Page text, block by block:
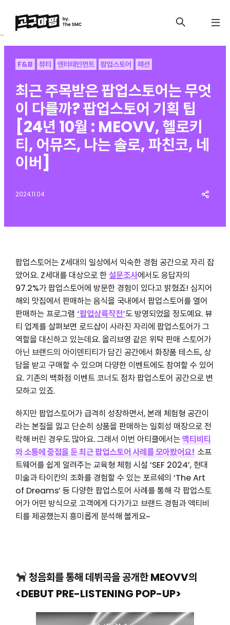
F&B 뷰티 엔터테인먼트 팝업스토어 패션
최근 주목받은 팝업스토어는 무엇
이 다를까? 팝업스토어 기획 팁
[24년 10월 : MEOVV, 헬로키
티, 어뮤즈, 나는 솔로, 파친코, 네
이버]
2024.11.04
팝업스토어는 Z세대의 일상에서 익숙한 경험 공간으로 자리 잡
았어요. Z세대를 대상으로 한설문조사에서도 응답자의
97.2%가 팝업스토어에 방문한 경험이 있다고 밝혔죠! 심지어
해외 맛집에서 판매하는 음식을 국내에서 팝업스토어를 열어
판매하는 프로그램 ‘팝업상륙작전’도 방영되었을 정도예요. 뷰
티 업계를 살펴보면 로드샵이 사라진 자리에 팝업스토어가 그
역할을 대신하고 있는데요. 올리브영 같은 위탁 판매 스토어가
아닌 브랜드의 아이덴티티가 담긴 공간에서 화장품 테스트, 상
담을 받고 구매할 수 있으며 다양한 이벤트에도 참여할 수 있어
요. 기존의 백화점 이벤트 코너도 점차 팝업스토어 공간으로 변
모하고 있죠.
하지만 팝업스토어가 급격히 성장하면서, 본래 체험형 공간이
라는 본질을 잃고 단순히 상품을 판매하는 일회성 매장으로 전
락해 버린 경우도 많아요. 그래서 이번 아티클에서는액티비티
와 소통에 중점을 둔 최근 팝업스토어 사례를 모아봤어요!소프
트웨어를 쉽게 알려주는 교육형 체험 시설 ‘SEF 2024’, 현대
미술과 타이칸의 조화를 경험할 수 있는 포르쉐의 ‘The Art
of Dreams’ 등 다양한 팝업스토어 사례를 통해 각 팝업스토
어가 어떤 방식으로 고객에게 다가가고 브랜드 경험과 액티비
티를 제공했는지 흥미롭게 분석해 볼게요~
청음회를 통해 데뷔곡을 공개한 MEOVV의
<DEBUT PRE-LISTENING POP-UP>